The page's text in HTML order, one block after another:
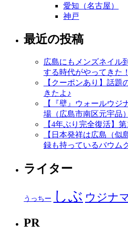
愛知（名古屋）
神戸
最近の投稿
広島にもメンズネイル
する時代がやってきた！
【クーポンあり】話題
きたよ♪
【『壁』ウォールウジ
場（広島市南区元宇品）
【4年ぶり完全復活】
【日本発祥は広島（似
録も持っているバウム
ライター
うっちー しぶ ウジナ
PR